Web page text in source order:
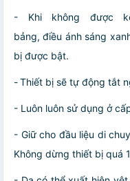
- Khi không được
bảng, điều ánh sáng
bị được bật.
-Thiết bị sẽ tự động tắt
- Luôn luôn sử dụng ở
- Giữ cho đầu liệu di
Không dừng thiết bị quá